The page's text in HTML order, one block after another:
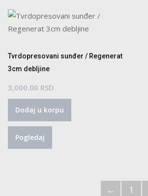
Tvrdopresovani sunđer / Regenerat
3cm debljine
3,000.00 RSD
Dodaj u korpu
Pogledaj
← 1